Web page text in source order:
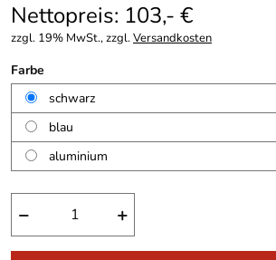
Nettopreis: 103,- €
zzgl. 19% MwSt., zzgl.Versandkosten
Farbe
schwarz
blau
aluminium
− +